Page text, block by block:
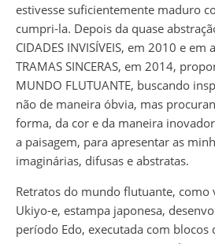
estivesse suficientemente maduro
cumpri-la. Depois da quase
CIDADES INVISÍVEIS, em 2010 e
TRAMAS SINCERAS, em 2014,
MUNDO FLUTUANTE, buscando
não de maneira óbvia, mas
forma, da cor e da maneira
a paisagem, para apresentar as
imaginárias, difusas e abstratas.
Retratos do mundo flutuante, como
Ukiyo-e, estampa japonesa,
período Edo, executada com blocos